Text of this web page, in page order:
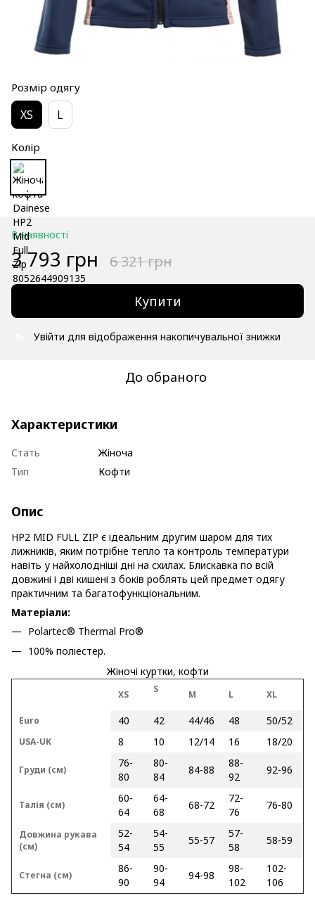
Розмір одягу
XS L
Колір
В наявності
3 793 грн 6 321 грн
Купити
Увійти для відображення накопичувальної знижки
До обраного
Характеристики
Стать
Жіноча
Тип
Кофти
Опис
HP2 MID FULL ZIP є ідеальним другим шаром для тих
лижників, яким потрібне тепло та контроль температури
навіть у найхолодніші дні на схилах. Блискавка по всій
довжині і дві кишені з боків роблять цей предмет одягу
практичним та багатофункціональним.
Матеріали:
Polartec® Thermal Pro®
100% поліестер.
Жіночі куртки, кофти
XS S M L XL
Euro 40 42 44/46 48 50/52
USA-UK 8 10 12/14 16 18/20
Груди (см)
76-
80
80-
84
84-88
88-
92
92-96
Талія (см)
60-
64
64-
68
68-72
72-
76
76-80
Довжина рукава
(см)
52-
54
54-
55
55-57
57-
58
58-59
Стегна (см)
86-
90
90-
94
94-98
98-
102
102-
106